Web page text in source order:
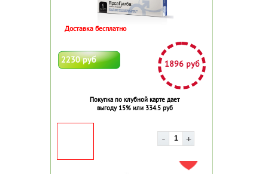
2230 руб 1896 руб
Покупка по клубной карте дает
выгоду 15% или 334.5 руб
Доставка бесплатно
ДОБАВИТЬ В ИЗБРАННОЕ